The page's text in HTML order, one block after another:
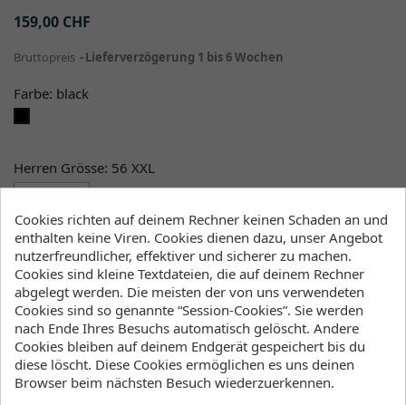
159,00 CHF
Bruttopreis Lieferverzögerung 1 bis 6 Wochen
Farbe: black
Herren Grösse: 56 XXL
Menge
 IN DEN WARENKORB
favorite_border
Bestellen wir dir beim Hersteller
Klicke hier um die Lagerbestände anzuzeigen
Cookies richten auf deinem Rechner keinen Schaden an und
enthalten keine Viren. Cookies dienen dazu, unser Angebot
nutzerfreundlicher, effektiver und sicherer zu machen.
Cookies sind kleine Textdateien, die auf deinem Rechner
abgelegt werden. Die meisten der von uns verwendeten
Cookies sind so genannte “Session-Cookies”. Sie werden
nach Ende Ihres Besuchs automatisch gelöscht. Andere
Cookies bleiben auf deinem Endgerät gespeichert bis du
diese löscht. Diese Cookies ermöglichen es uns deinen
Browser beim nächsten Besuch wiederzuerkennen.